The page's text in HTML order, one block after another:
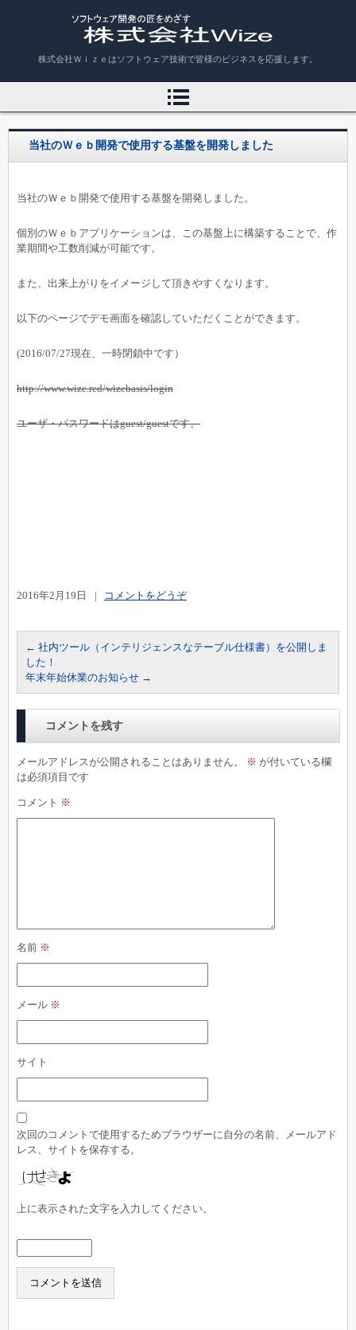
株式会社Ｗｉｚｅ
株式会社Ｗｉｚｅはソフトウェア技術で皆様のビジネスを応援します。
当社のＷｅｂ開発で使用する基盤を開発しました
当社のＷｅｂ開発で使用する基盤を開発しました。
個別のＷｅｂアプリケーションは、この基盤上に構築することで、作
業期間や工数削減が可能です。
また、出来上がりをイメージして頂きやすくなります。
以下のページでデモ画面を確認していただくことができます。
(2016/07/27現在、一時閉鎖中です）
http://www.wize.red/wizebasis/login
ユーザ・パスワードはguest/guestです。
2016年2月19日 | コメントをどうぞ
← 社内ツール（インテリジェンスなテーブル仕様書）を公開しま
した！
年末年始休業のお知らせ →
コメントを残す
メールアドレスが公開されることはありません。 ※ が付いている欄
は必須項目です
コメント ※
名前 ※
メール ※
サイト
次回のコメントで使用するためブラウザーに自分の名前、メールアド
レス、サイトを保存する。
上に表示された文字を入力してください。